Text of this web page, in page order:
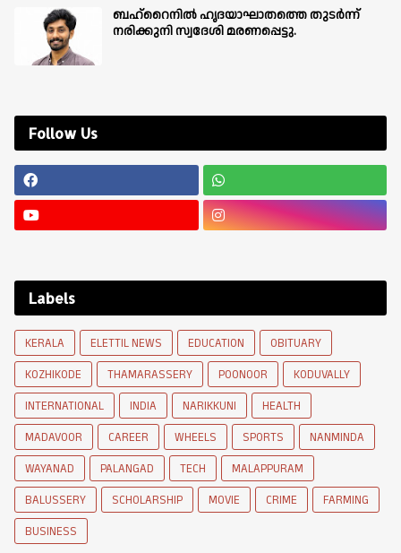
ബഹ്‌റൈനിൽ ഹൃദയാഘാതത്തെ തുടർന്ന്
നരിക്കുനി സ്വദേശി മരണപ്പെട്ടു.
Follow Us
Labels
KERALA ELETTIL NEWS EDUCATION
OBITUARY
KOZHIKODE
THAMARASSERY POONOOR
KODUVALLY
INTERNATIONAL
INDIA NARIKKUNI
HEALTH
MADAVOOR
CAREER WHEELS SPORTS
NANMINDA
WAYANAD
PALANGAD TECH
MALAPPURAM
BALUSSERY
SCHOLARSHIP MOVIE CRIME
FARMING
BUSINESS